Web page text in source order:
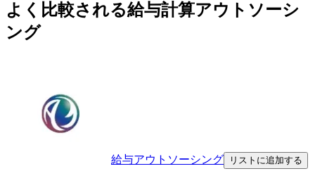
よく比較される給与計算アウトソーシ
ング
給与アウトソーシング リストに追加する